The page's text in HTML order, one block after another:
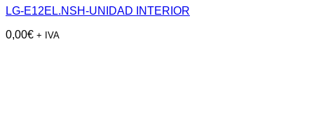
LG-E12EL.NSH-UNIDAD INTERIOR
0,00€ + IVA